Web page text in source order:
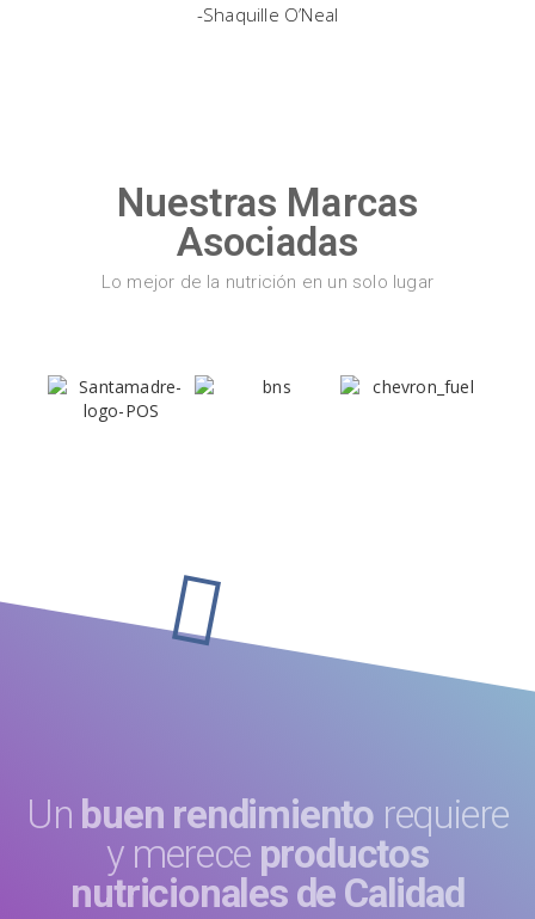
-Shaquille O’Neal
Nuestras Marcas
Asociadas
Lo mejor de la nutrición en un solo lugar
Un buen rendimiento requiere
y merece productos
nutricionales de Calidad